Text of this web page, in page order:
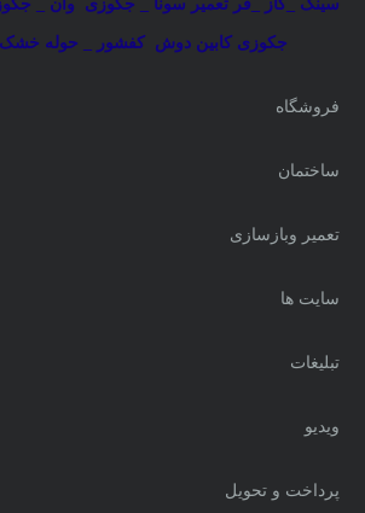
سینک _گاز _فر تعمیر سونا _ جکوزی وان _
جکوزی کابین دوش کفشور _ حوله خشک
فروشگاه
ساختمان
تعمیر وبازسازی
سایت ها
تبلیغات
ویدیو
پرداخت و تحویل